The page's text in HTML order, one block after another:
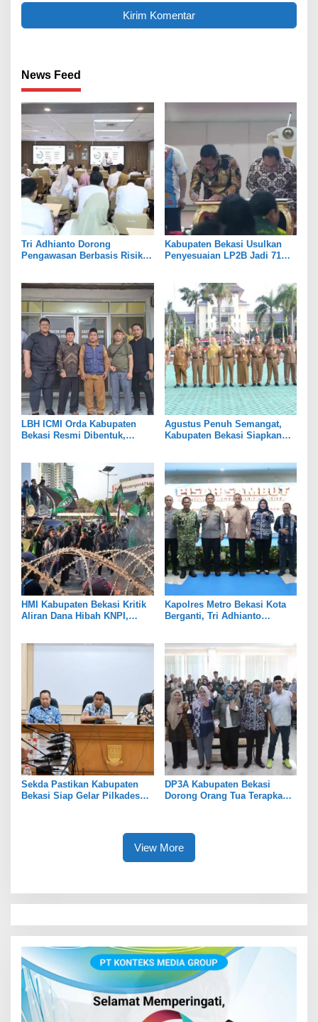
News Feed
Tri Adhianto Dorong
Pengawasan Berbasis Risiko,
Kabupaten Bekasi Usulkan
Penyesuaian LP2B Jadi 71
LBH ICMI Orda Kabupaten
Bekasi Resmi Dibentuk,
Agustus Penuh Semangat,
Kabupaten Bekasi Siapkan
HMI Kabupaten Bekasi Kritik
Aliran Dana Hibah KNPI,
Kapolres Metro Bekasi Kota
Berganti, Tri Adhianto
Sekda Pastikan Kabupaten
Bekasi Siap Gelar Pilkades
DP3A Kabupaten Bekasi
Dorong Orang Tua Terapkan
View More